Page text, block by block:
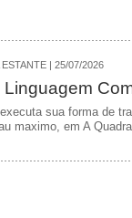
| 25/07/2026
sua forma de
maximo, em A